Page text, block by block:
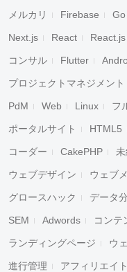
キャンセル
メルカリ Firebase Go
Next.js React React.js
コンサル Flutter
プロジェクトマネジメント
PdM Web Linux フ
ポータルサイト HTML5
コーダー CakePHP
ウェブデザイン ウェブ
グロースハック データ
SEM Adwords コンテ
ランディングページ ウ
進行管理 アフィリエイト